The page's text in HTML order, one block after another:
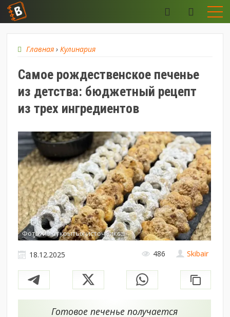
Главная ›Кулинария
Самое рождественское печенье
из детства: бюджетный рецепт
из трех ингредиентов
Фото: из открытых источников
Skibair
18.12.2025 486
Готовое печенье получается